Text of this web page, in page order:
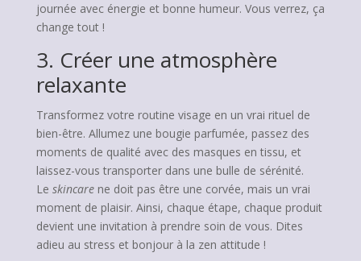
journée avec énergie et bonne humeur. Vous verrez, ça
change tout !
3. Créer une atmosphère
relaxante
Transformez votre routine visage en un vrai rituel de
bien-être. Allumez une bougie parfumée, passez des
moments de qualité avec des masques en tissu, et
laissez-vous transporter dans une bulle de sérénité.
Le skincarene doit pas être une corvée, mais un vrai
moment de plaisir. Ainsi, chaque étape, chaque produit
devient une invitation à prendre soin de vous. Dites
adieu au stress et bonjour à la zen attitude !